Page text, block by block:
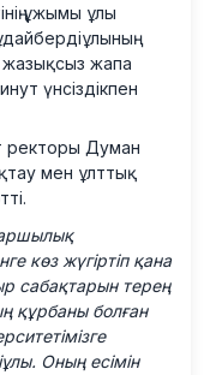
ұжымы ұлы
жазықсыз жапа
үнсіздікпен
ректоры Думан
мен ұлттық
көз жүгіртіп қана
сабақтарын терең
құрбаны болған
Оның есімін